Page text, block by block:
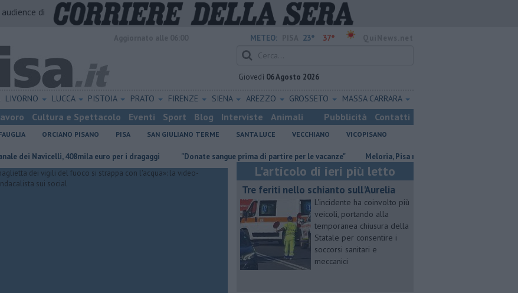
di
METEO: 23° 37°
Giovedì 06 Agosto 2026
LIVORNO LUCCA PISTOIA PRATO FIRENZE SIENA AREZZO GROSSETO MASSA CARRARA
Cultura e Spettacolo Eventi Sport Blog Interviste Animali Pubblicità Contatti
ORCIANO PISANO PISA SAN GIULIANO TERME SANTA LUCE VECCHIANO VICOPISANO
Navicelli, 408mila euro per i dragaggi "Donate sangue prima di partire per le vacanze" Meloria, Pisa rinnova l'amicizia con Genova
L'articolo di ieri più letto
Tre feriti nello schianto sull'Aurelia
L'incidente ha coinvolto più
veicoli, portando alla
temporanea chiusura della
Statale per consentire i
soccorsi sanitari e
meccanici